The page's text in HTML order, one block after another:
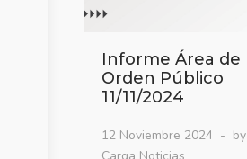
Informe Área de
Orden Público
11/11/2024
12 Noviembre 2024
by
Carga Noticias